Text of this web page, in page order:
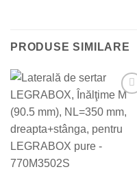
PRODUSE SIMILARE
Wishlist